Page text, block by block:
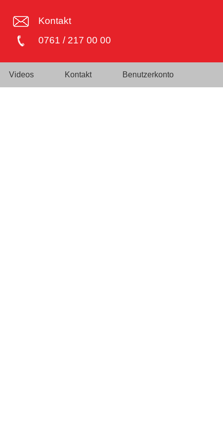
Kontakt
0761 / 217 00 00
Videos Kontakt Benutzerkonto